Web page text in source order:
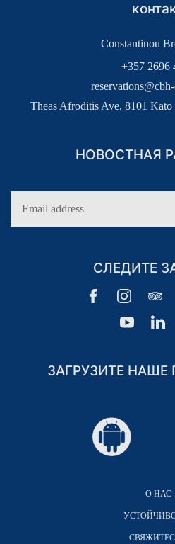
Constantinou
+357 2696
Theas Afroditis Ave, 8101 Kato
НОВОСТНАЯ
СЛЕДИТЕ
ЗАГРУЗИТЕ
О НАС